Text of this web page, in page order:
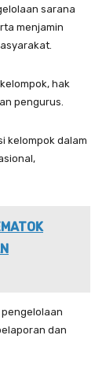
sarana
menjamin
hak
pengurus.
kelompok dalam
dan